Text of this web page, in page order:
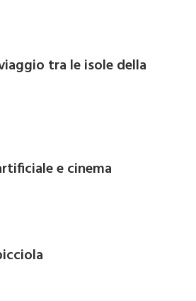
tra le isole della
e cinema